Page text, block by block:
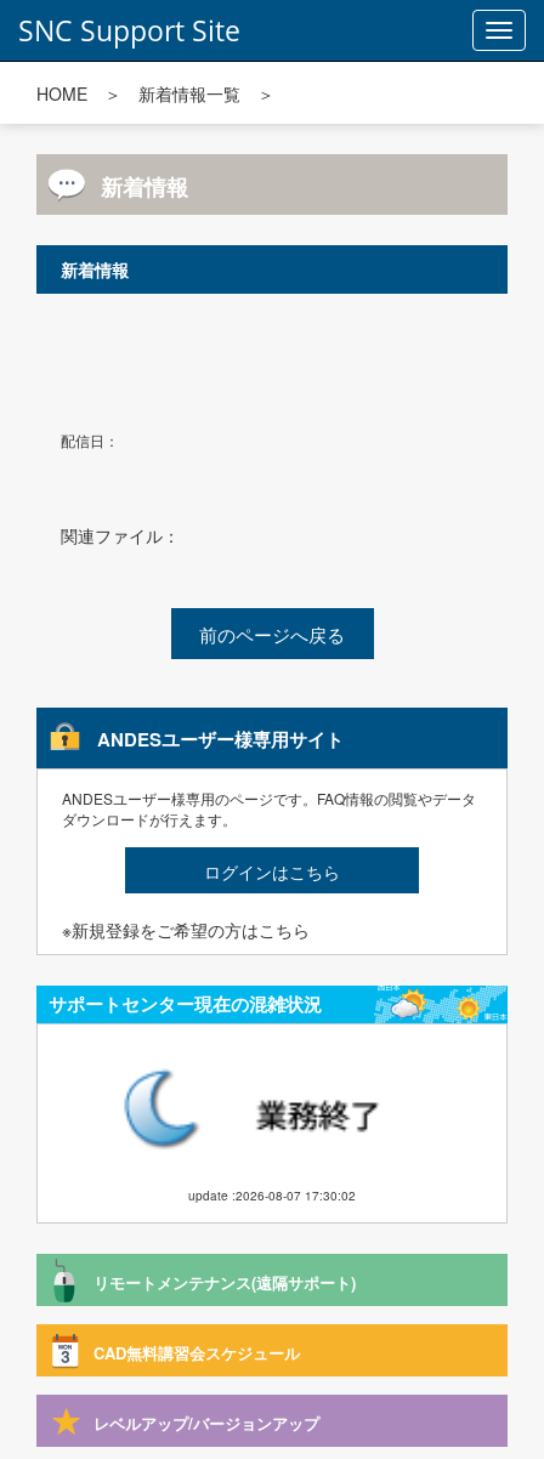
SNC Support Site
HOME ＞ 新着情報一覧 ＞
新着情報
新着情報
配信日：
関連ファイル：
前のページへ戻る
ANDESユーザー様専用サイト
ANDESユーザー様専用のページです。FAQ情報の閲覧やデータ
ダウンロードが行えます。
ログインはこちら
※新規登録をご希望の方はこちら
サポートセンター現在の混雑状況
update :2026-08-07 17:30:02
リモートメンテナンス(遠隔サポート)
CAD無料講習会スケジュール
レベルアップ/バージョンアップ